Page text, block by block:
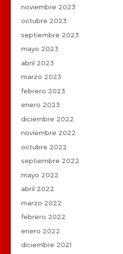
noviembre 2023
octubre 2023
septiembre 2023
mayo 2023
abril 2023
marzo 2023
febrero 2023
enero 2023
diciembre 2022
noviembre 2022
octubre 2022
septiembre 2022
mayo 2022
abril 2022
marzo 2022
febrero 2022
enero 2022
diciembre 2021